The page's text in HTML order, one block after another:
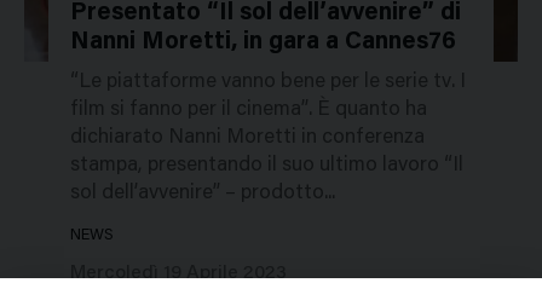
96424
Presentato “Il sol dell’avvenire” di
Nanni Moretti, in gara a Cannes76
“Le piattaforme vanno bene per le serie tv. I
film si fanno per il cinema”. È quanto ha
dichiarato Nanni Moretti in conferenza
stampa, presentando il suo ultimo lavoro “Il
sol dell’avvenire” – prodotto...
NEWS